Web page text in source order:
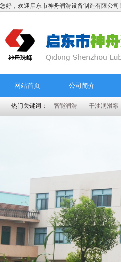
您好，欢迎启东市神舟润滑设备制造有限公司!
网站首页 公司简介
热门关键词： 智能润滑 干油润滑泵